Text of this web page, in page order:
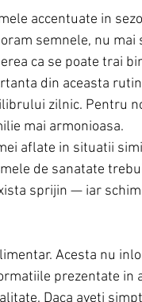
accentuate in
semnele, nu mai
ca se poate trai
din aceasta
zilnic. Pentru
mai armonioasa.
aflate in situatii
de sanatate
sprijin — iar
Acesta nu
prezentate in
Daca aveti